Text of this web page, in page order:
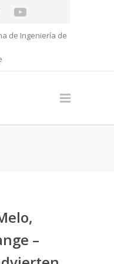
de Ingeniería de
–